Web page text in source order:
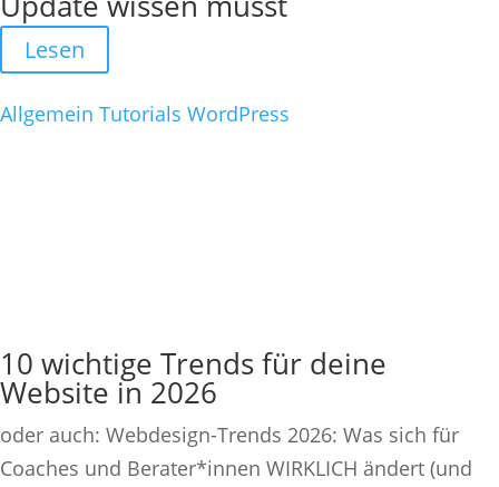
Lesen
Allgemein Tutorials WordPress
10 wichtige Trends für deine
Website in 2026
oder auch: Webdesign-Trends 2026: Was sich für
Coaches und Berater*innen WIRKLICH ändert (und